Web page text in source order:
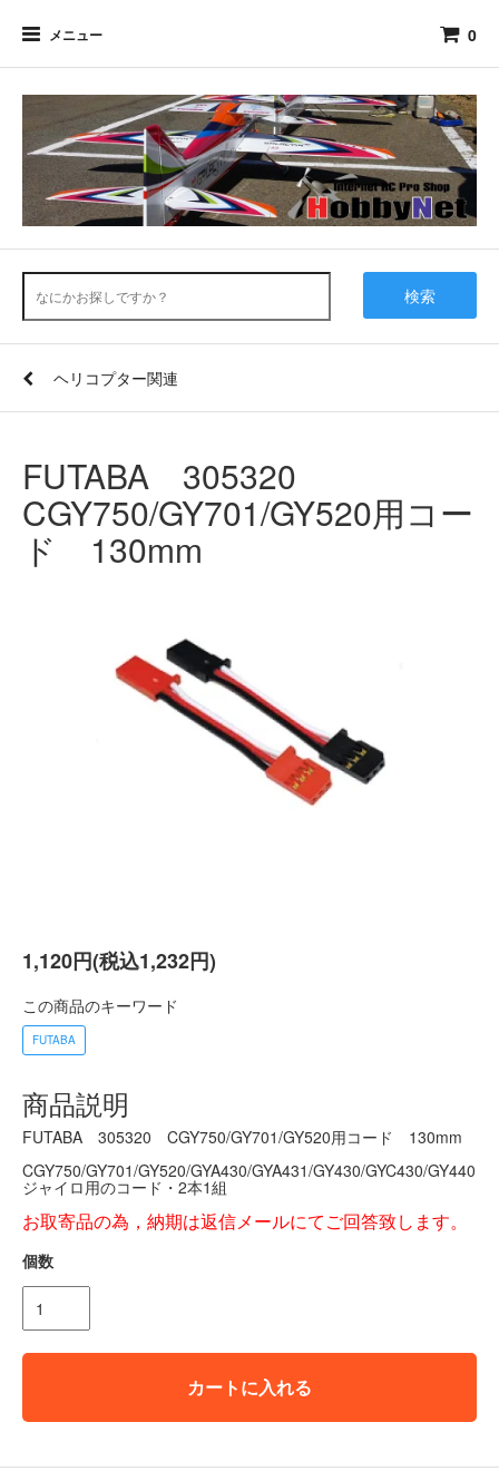
メニュー 0
検索
ヘリコプター関連
FUTABA 305320
CGY750/GY701/GY520用コー
ド 130mm
1,120円(税込1,232円)
この商品のキーワード
FUTABA
商品説明
FUTABA 305320 CGY750/GY701/GY520用コード 130mm
CGY750/GY701/GY520/GYA430/GYA431/GY430/GYC430/GY440
ジャイロ用のコード・2本1組
お取寄品の為，納期は返信メールにてご回答致します。
個数
カートに入れる